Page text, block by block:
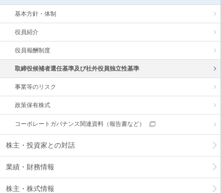
基本方針・体制
役員紹介
役員報酬制度
取締役候補者選任基準及び社外役員独立性基準
事業等のリスク
政策保有株式
コーポレートガバナンス関連資料（報告書など）
株主・投資家との対話
業績・財務情報
株主・株式情報